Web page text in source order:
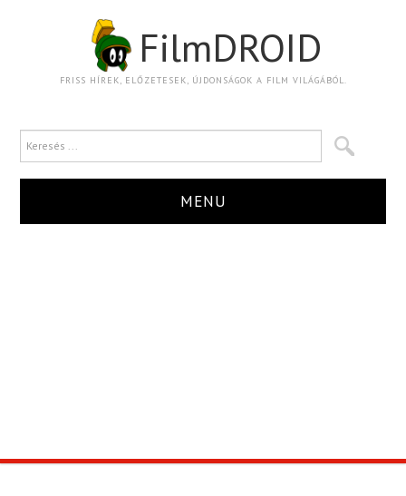
FilmDROID
FRISS HÍREK, ELŐZETESEK, ÚJDONSÁGOK A FILM VILÁGÁBÓL.
MENU